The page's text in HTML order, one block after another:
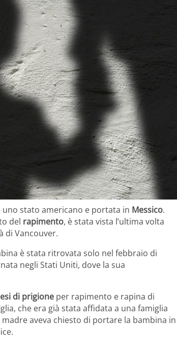
stato americano e portata in Messico.
del rapimento, è stata vista l’ultima volta
di Vancouver.
è stata ritrovata solo nel febbraio di
negli Stati Uniti, dove la sua
di prigione per rapimento e rapina di
che era già stata affidata a una famiglia
aveva chiesto di portare la bambina in